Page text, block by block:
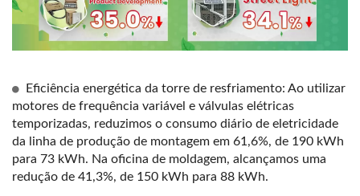
Eficiência energética da torre de resfriamento: Ao utilizar
motores de frequência variável e válvulas elétricas
temporizadas, reduzimos o consumo diário de eletricidade
da linha de produção de montagem em 61,6%, de 190 kWh
para 73 kWh. Na oficina de moldagem, alcançamos uma
redução de 41,3%, de 150 kWh para 88 kWh.